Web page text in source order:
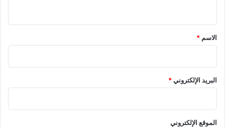
*
الاسم *
البريد الإلكتروني*
الموقع الإلكتروني